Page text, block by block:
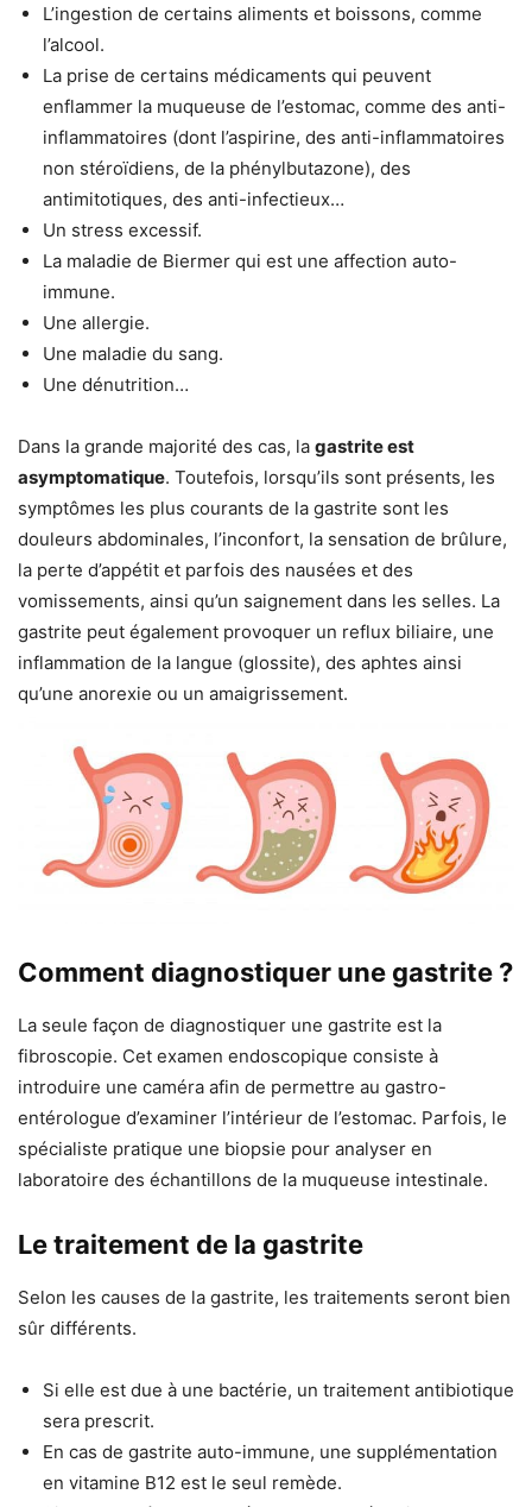
L’ingestion de certains aliments et boissons, comme
l’alcool.
La prise de certains médicaments qui peuvent
enflammer la muqueuse de l’estomac, comme des anti-
inflammatoires (dont l’aspirine, des anti-inflammatoires
non stéroïdiens, de la phénylbutazone), des
antimitotiques, des anti-infectieux…
Un stress excessif.
La maladie de Biermer qui est une affection auto-
immune.
Une allergie.
Une maladie du sang.
Une dénutrition…
Dans la grande majorité des cas, la gastrite est
asymptomatique. Toutefois, lorsqu’ils sont présents, les
symptômes les plus courants de la gastrite sont les
douleurs abdominales, l’inconfort, la sensation de brûlure,
la perte d’appétit et parfois des nausées et des
vomissements, ainsi qu’un saignement dans les selles. La
gastrite peut également provoquer un reflux biliaire, une
inflammation de la langue (glossite), des aphtes ainsi
qu’une anorexie ou un amaigrissement.
Comment diagnostiquer une gastrite ?
La seule façon de diagnostiquer une gastrite est la
fibroscopie. Cet examen endoscopique consiste à
introduire une caméra afin de permettre au gastro-
entérologue d’examiner l’intérieur de l’estomac. Parfois, le
spécialiste pratique une biopsie pour analyser en
laboratoire des échantillons de la muqueuse intestinale.
Le traitement de la gastrite
Selon les causes de la gastrite, les traitements seront bien
sûr différents.
Si elle est due à une bactérie, un traitement antibiotique
sera prescrit.
En cas de gastrite auto-immune, une supplémentation
en vitamine B12 est le seul remède.